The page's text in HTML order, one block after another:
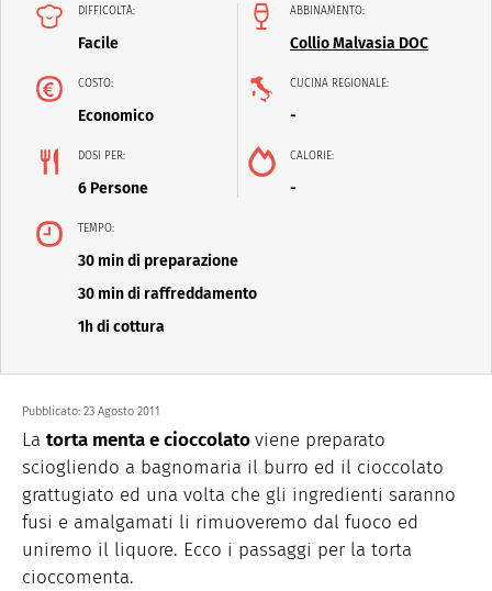
DIFFICOLTÀ:
Facile
ABBINAMENTO:
Collio Malvasia DOC
COSTO:
Economico
CUCINA REGIONALE:
-
DOSI PER:
6 Persone
CALORIE:
-
TEMPO:
30 min di preparazione
30 min di raffreddamento
1h di cottura
Pubblicato: 23 Agosto 2011
La torta menta e cioccolatoviene preparato
sciogliendo a bagnomaria il burro ed il cioccolato
grattugiato ed una volta che gli ingredienti saranno
fusi e amalgamati li rimuoveremo dal fuoco ed
uniremo il liquore. Ecco i passaggi per la torta
cioccomenta.